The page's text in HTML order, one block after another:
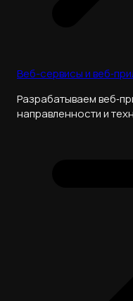
Веб-сервисы и
Разрабатываем
направленности и